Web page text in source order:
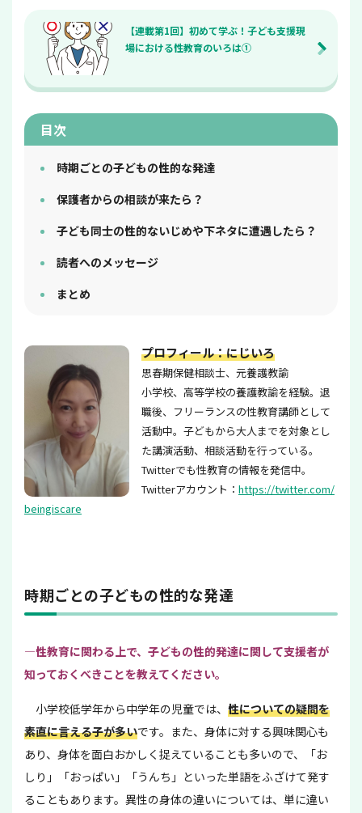
【連載第1回】初めて学ぶ！子ども支援現
場における性教育のいろは①
目次
時期ごとの子どもの性的な発達
保護者からの相談が来たら？
子ども同士の性的ないじめや下ネタに遭遇したら？
読者へのメッセージ
まとめ
プロフィール：にじいろ
思春期保健相談士、元養護教諭
小学校、高等学校の養護教諭を経験。退
職後、フリーランスの性教育講師として
活動中。子どもから大人までを対象とし
た講演活動、相談活動を行っている。
Twitterでも性教育の情報を発信中。
Twitterアカウント： https://twitter.com/
beingiscare
時期ごとの子どもの性的な発達
—性教育に関わる上で、子どもの性的発達に関して支援者が
知っておくべきことを教えてください。
小学校低学年から中学年の児童では、 性についての疑問を
素直に言える子が多いです。また、身体に対する興味関心も
あり、身体を面白おかしく捉えていることも多いので、「お
しり」「おっぱい」「うんち」といった単語をふざけて発す
ることもあります。異性の身体の違いについては、単に違い